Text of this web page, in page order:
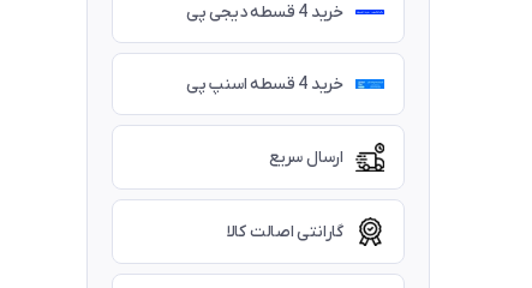
خرید 4 قسطه دیجی پی
خرید 4 قسطه اسنپ پی
ارسال سریع
گارانتی اصالت کالا